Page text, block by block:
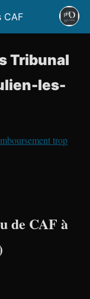
CAF
Tribunal
les-
trop
de CAF à